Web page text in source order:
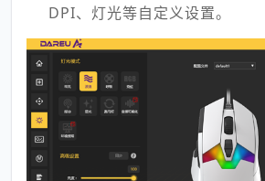
DPI、灯光等自定义设置。